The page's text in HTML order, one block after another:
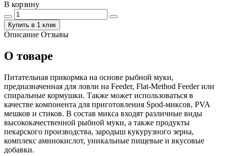
В корзину
Купить в 1 клик
Описание Отзывы
О товаре
Питательная прикормка на основе рыбной муки,
предназначенная для ловли на Feeder, Flat-Method Feeder или
спиральные кормушки. Также может использоваться в
качестве компонента для приготовления Spod-миксов, PVA
мешков и стиков. В состав микса входят различные виды
высококачественной рыбной муки, а также продукты
пекарского производства, зародыш кукурузного зерна,
комплекс аминокислот, уникальные пищевые и вкусовые
добавки.